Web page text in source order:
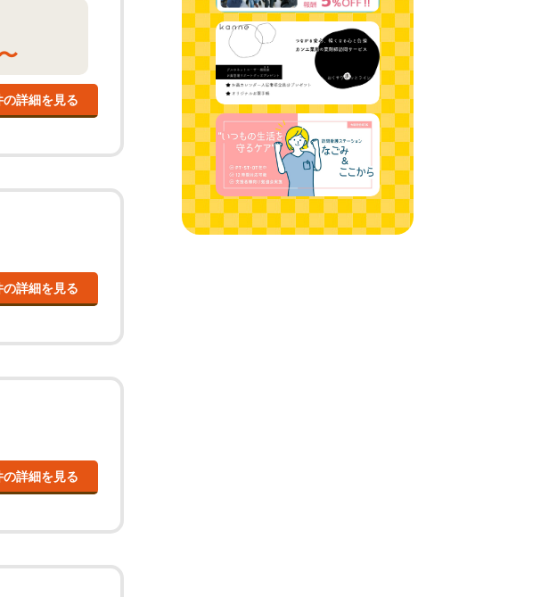
の詳細を見る
の詳細を見る
の詳細を見る